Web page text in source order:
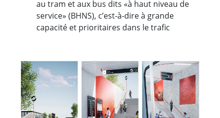
au tram et aux bus dits «à haut niveau de
service» (BHNS), c’est-à-dire à grande
capacité et prioritaires dans le trafic